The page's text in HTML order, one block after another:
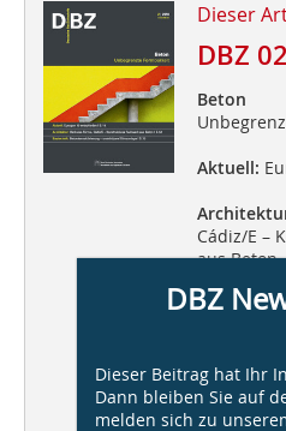
Dieser
DBZ
Beton
Aktuell:
Cádiz/E –
aus Beton
DBZ
Dieser Beitrag hat Ihr
Dann bleiben Sie auf
melden sich zu